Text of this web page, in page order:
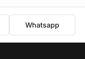
Whatsapp